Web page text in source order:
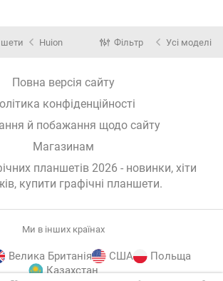
Huion Фільтр Усі моделі
Повна версія сайту
конфіденційності
й побажання щодо сайту
Магазинам
планшетів 2026 - новинки, хіти
купити графічні планшети.
Ми в інших країнах
Велика Британія США
Польща
Казахстан